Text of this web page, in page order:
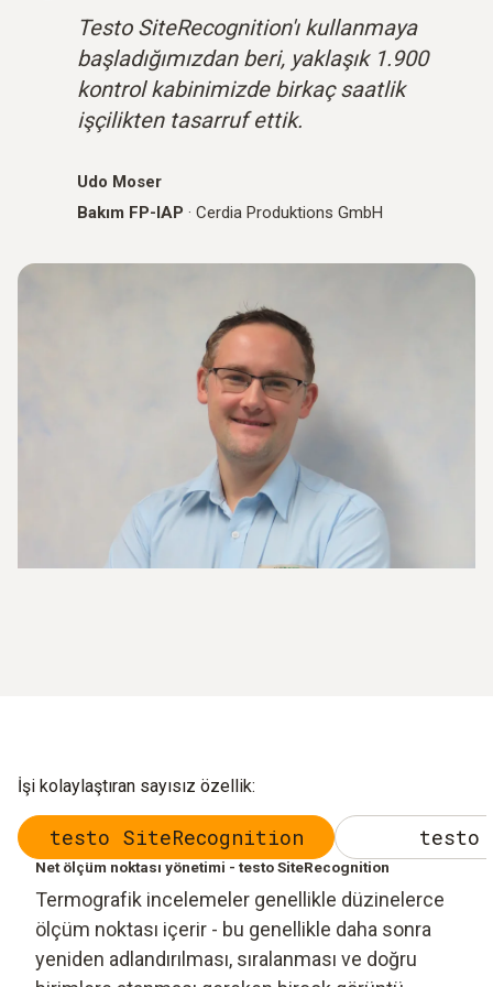
Testo SiteRecognition'ı kullanmaya
başladığımızdan beri, yaklaşık 1.900
kontrol kabinimizde birkaç saatlik
işçilikten tasarruf ettik.
Udo Moser
Bakım FP-IAP · Cerdia Produktions GmbH
İşi kolaylaştıran sayısız özellik:
testo SiteRecognition testo
Net ölçüm noktası yönetimi - testo SiteRecognition
Termografik incelemeler genellikle düzinelerce
ölçüm noktası içerir - bu genellikle daha sonra
yeniden adlandırılması, sıralanması ve doğru